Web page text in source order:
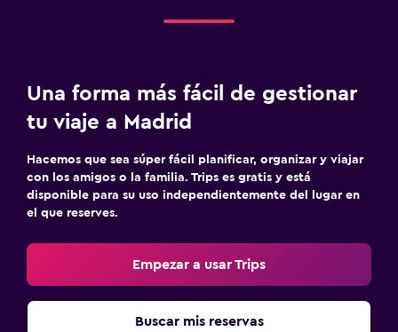
Una forma más fácil de gestionar
tu viaje a Madrid
Hacemos que sea súper fácil planificar, organizar y viajar
con los amigos o la familia. Trips es gratis y está
disponible para su uso independientemente del lugar en
el que reserves.
Empezar a usar Trips
Buscar mis reservas